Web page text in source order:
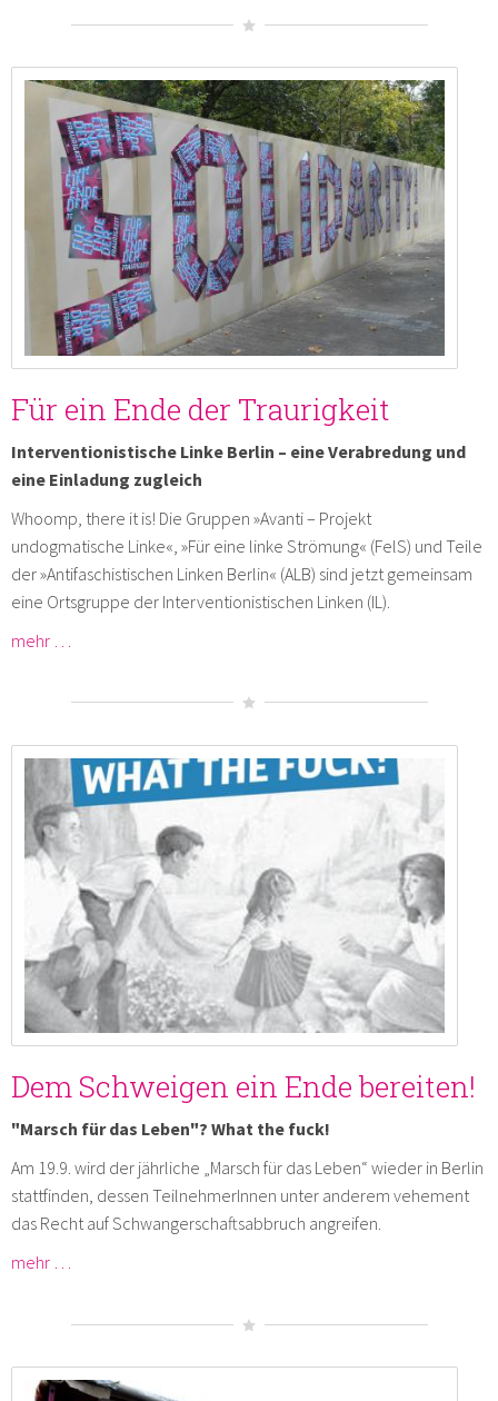
Für ein Ende der Traurigkeit
Interventionistische Linke Berlin – eine Verabredung und
eine Einladung zugleich
Whoomp, there it is! Die Gruppen »Avanti – Projekt
undogmatische Linke«, »Für eine linke Strömung« (FelS) und Teile
der »Antifaschistischen Linken Berlin« (ALB) sind jetzt gemeinsam
eine Ortsgruppe der Interventionistischen Linken (IL).
mehr …
Dem Schweigen ein Ende bereiten!
"Marsch für das Leben"? What the fuck!
Am 19.9. wird der jährliche „Marsch für das Leben“ wieder in Berlin
stattfinden, dessen TeilnehmerInnen unter anderem vehement
das Recht auf Schwangerschaftsabbruch angreifen.
mehr …